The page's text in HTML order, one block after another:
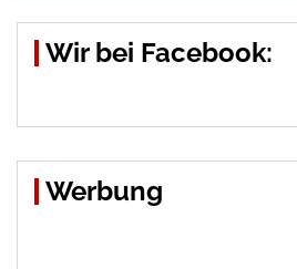
Wir bei Facebook:
Werbung